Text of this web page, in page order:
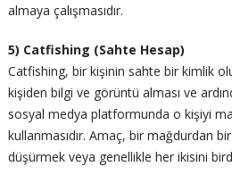
almaya çalışmasıdır.
5) Catfishing (Sahte Hesap)
Catfishing, bir kişinin sahte bir kimlik
kişiden bilgi ve görüntü alması ve
sosyal medya platformunda o kişiyi
kullanmasıdır. Amaç, bir mağdurdan
düşürmek veya genellikle her ikisini